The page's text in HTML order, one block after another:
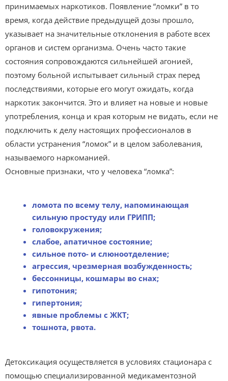
принимаемых наркотиков. Появление “ломки” в то
время, когда действие предыдущей дозы прошло,
указывает на значительные отклонения в работе всех
органов и систем организма. Очень часто такие
состояния сопровождаются сильнейшей агонией,
поэтому больной испытывает сильный страх перед
последствиями, которые его могут ожидать, когда
наркотик закончится. Это и влияет на новые и новые
употребления, конца и края которым не видать, если не
подключить к делу настоящих профессионалов в
области устранения “ломок” и в целом заболевания,
называемого наркоманией.
Основные признаки, что у человека “ломка”:
ломота по всему телу, напоминающая
сильную простуду или ГРИПП;
головокружения;
слабое, апатичное состояние;
сильное пото- и слюноотделение;
агрессия, чрезмерная возбужденность;
бессонницы, кошмары во снах;
гипотония;
гипертония;
явные проблемы с ЖКТ;
тошнота, рвота.
Детоксикация осуществляется в условиях стационара с
помощью специализированной медикаментозной